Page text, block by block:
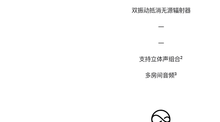
双振动抵消无源辐射器
—
—
支持立体声组合脚
²
多房间音频脚
³